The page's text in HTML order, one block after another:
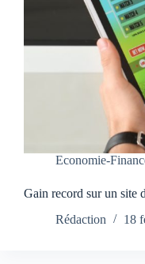
Economie-
Gain record sur un site
Rédaction
18